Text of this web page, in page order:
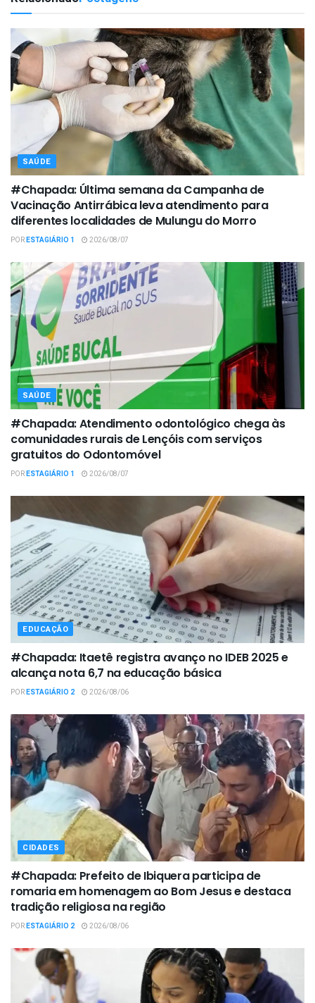
SAÚDE
#Chapada: Última semana da Campanha de
Vacinação Antirrábica leva atendimento para
diferentes localidades de Mulungu do Morro
PORESTAGIÁRIO 1 2026/08/07
SAÚDE
#Chapada: Atendimento odontológico chega às
comunidades rurais de Lençóis com serviços
gratuitos do Odontomóvel
PORESTAGIÁRIO 1 2026/08/07
EDUCAÇÃO
#Chapada: Itaetê registra avanço no IDEB 2025 e
alcança nota 6,7 na educação básica
PORESTAGIÁRIO 2 2026/08/06
CIDADES
#Chapada: Prefeito de Ibiquera participa de
romaria em homenagem ao Bom Jesus e destaca
tradição religiosa na região
PORESTAGIÁRIO 2 2026/08/06